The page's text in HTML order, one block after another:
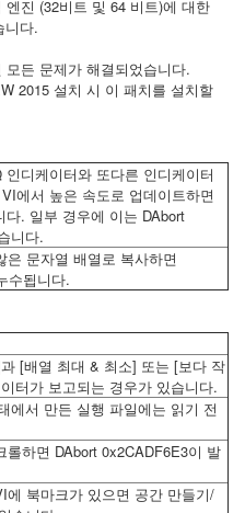
진 (32비트 및 64 비트)에 대한
니다.
든 문제가 해결되었습니다.
2015 설치 시 이 패치를 설치할
디케이터와 또다른 인디케이터
에서 높은 속도로 업데이트하면
. 일부 경우에 이는 DAbort
니다.
문자열 배열로 복사하면
수됩니다.
[배열 최대 & 최소] 또는 [보다 작
터가 보고되는 경우가 있습니다.
에서 만든 실행 파일에는 읽기 전
하면 DAbort 0x2CADF6E3이 발
에 북마크가 있으면 공간 만들기/